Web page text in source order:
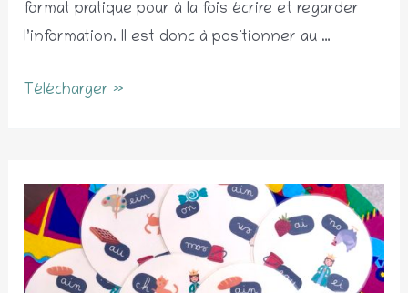
format pratique pour à la fois écrire et regarder
l’information. Il est donc à positionner au …
Réglette
sons
complexes
Télécharger »